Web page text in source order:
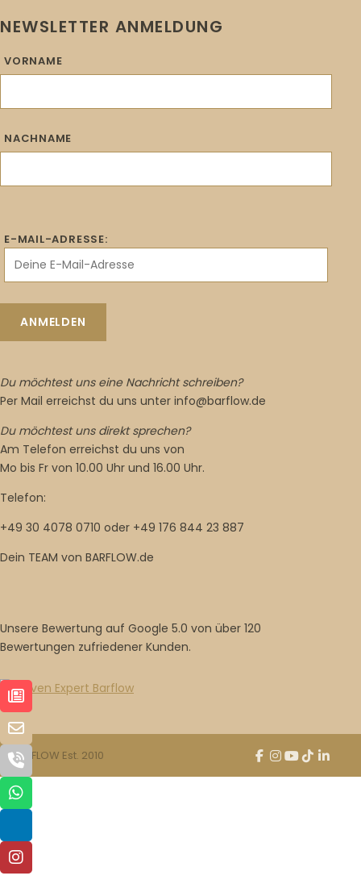
NEWSLETTER ANMELDUNG
VORNAME
NACHNAME
E-MAIL-ADRESSE:
Du möchtest uns eine Nachricht schreiben?
Per Mail erreichst du uns unter info@barflow.de
Du möchtest uns direkt sprechen?
Am Telefon erreichst du uns von
Mo bis Fr von 10.00 Uhr und 16.00 Uhr.
Telefon:
+49 30 4078 0710 oder +49 176 844 23 887
Dein TEAM von BARFLOW.de
Unsere Bewertung auf Google 5.0 von über 120
Bewertungen zufriedener Kunden.
© BARFLOW Est. 2010